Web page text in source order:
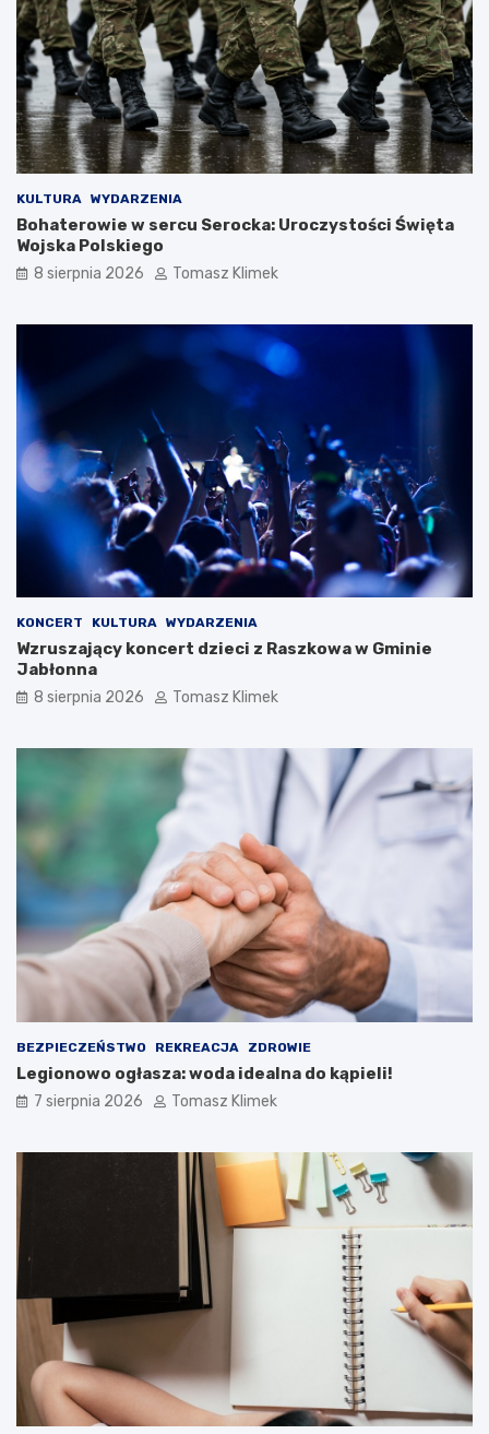
KULTURA WYDARZENIA
Bohaterowie w sercu Serocka: Uroczystości Święta
Wojska Polskiego
8 sierpnia 2026 Tomasz Klimek
KONCERT KULTURA WYDARZENIA
Wzruszający koncert dzieci z Raszkowa w Gminie
Jabłonna
8 sierpnia 2026 Tomasz Klimek
BEZPIECZEŃSTWO REKREACJA ZDROWIE
Legionowo ogłasza: woda idealna do kąpieli!
7 sierpnia 2026 Tomasz Klimek